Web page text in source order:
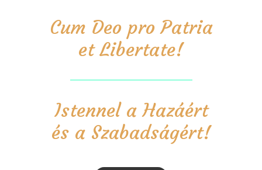
Cum Deo pro Patria
et Libertate!
Istennel a Hazáért
és a Szabadságért!